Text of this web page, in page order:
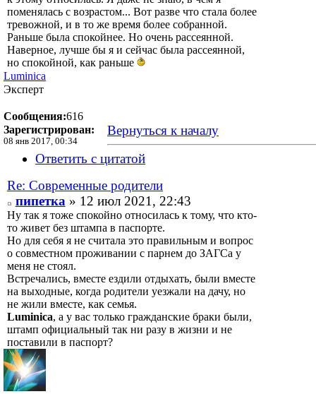
поменялась с возрастом... Вот разве что стала более
тревожной, и в то же время более собранной.
Раньше была спокойнее. Но очень рассеянной.
Наверное, лучше бы я и сейчас была рассеянной,
но спокойной, как раньше
Luminica
Эксперт
Сообщения:616
Зарегистрирован:
08 янв 2017, 00:34
Вернуться к началу
Ответить с цитатой
Re: Современные родители
пипетка» 12 июл 2021, 22:43
Ну так я тоже спокойно относилась к тому, что кто-
то живет без штампа в паспорте.
Но для себя я не считала это правильным и вопрос
о совместном проживании с парнем до ЗАГСа у
меня не стоял.
Встречались, вместе ездили отдыхать, были вместе
на выходные, когда родители уезжали на дачу, но
не жили вместе, как семья.
Luminica, а у вас только гражданские браки были,
штамп официальный так ни разу в жизни и не
поставили в паспорт?